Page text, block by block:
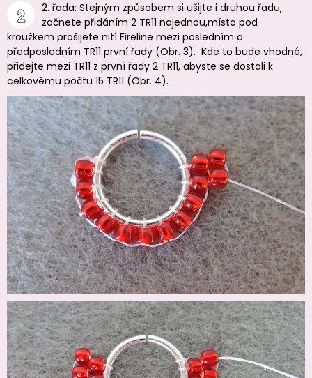
2. řada: Stejným způsobem si ušijte i druhou řadu,
začnete přidáním 2 TR11 najednou,místo pod
kroužkem prošijete nití Fireline mezi posledním a
předposledním TR11 první řady (Obr. 3). Kde to bude vhodné,
přidejte mezi TR11 z první řady 2 TR11, abyste se dostali k
celkovému počtu 15 TR11 (Obr. 4).